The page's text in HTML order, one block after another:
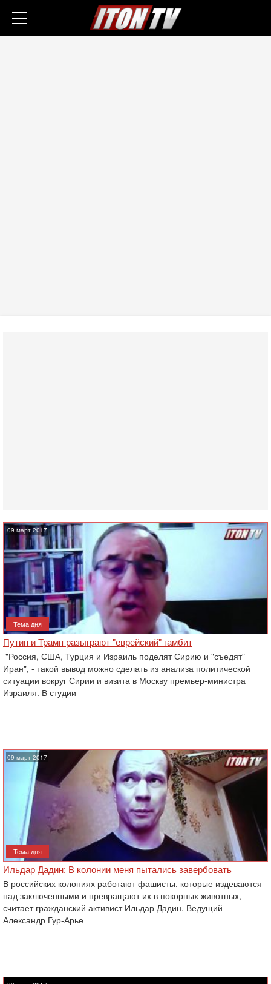
09 март 2017
Тема дня
Путин и Трамп разыграют "еврейский" гамбит
"Россия, США, Турция и Израиль поделят Сирию и "съедят"
Иран", - такой вывод можно сделать из анализа политической
ситуации вокруг Сирии и визита в Москву премьер-министра
Израиля. В студии
09 март 2017
Тема дня
Ильдар Дадин: В колонии меня пытались завербовать
В российских колониях работают фашисты, которые издеваются
над заключенными и превращают их в покорных животных, -
считает гражданский активист Ильдар Дадин. Ведущий -
Александр Гур-Арье